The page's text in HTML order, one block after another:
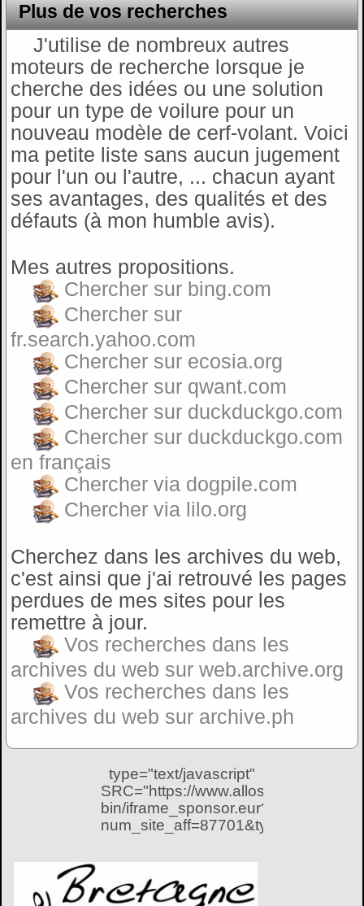
Plus de vos recherches
J'utilise de nombreux autres
moteurs de recherche lorsque je
cherche des idées ou une solution
pour un type de voilure pour un
nouveau modèle de cerf-volant. Voici
ma petite liste sans aucun jugement
pour l'un ou l'autre, ... chacun ayant
ses avantages, des qualités et des
défauts (à mon humble avis).
Mes autres propositions.
Chercher sur bing.com
Chercher sur
fr.search.yahoo.com
Chercher sur ecosia.org
Chercher sur qwant.com
Chercher sur duckduckgo.com
Chercher sur duckduckgo.com
en français
Chercher via dogpile.com
Chercher via lilo.org
Cherchez dans les archives du web,
c'est ainsi que j'ai retrouvé les pages
perdues de mes sites pour les
remettre à jour.
Vos recherches dans les
archives du web sur web.archive.org
Vos recherches dans les
archives du web sur archive.ph
type="text/javascript"
SRC="https://www.allosponsor.com/
bin/iframe_sponsor.eur?